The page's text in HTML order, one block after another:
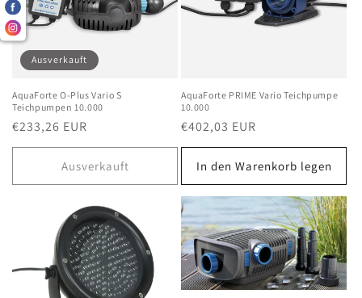
Ausverkauft
AquaForte O-Plus Vario S
Teichpumpen 10.000
Normaler
Preis
€233,26 EUR
Ausverkauft
AquaForte PRIME Vario Teichpumpe
10.000
Normaler
Preis
€402,03 EUR
In den Warenkorb legen